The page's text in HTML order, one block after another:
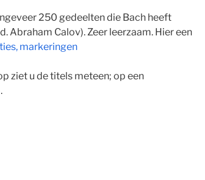
250 gedeelten die Bach heeft
Abraham Calov). Zeer leerzaam. Hier een
markeringen
ziet u de titels meteen; op een